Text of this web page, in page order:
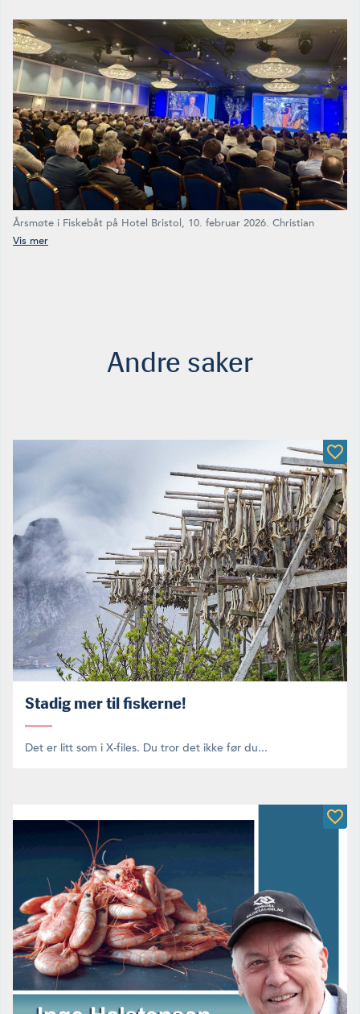
Årsmøte i Fiskebåt på Hotel Bristol, 10. februar 2026. Christian
Halstensen taler til forsamlingen. (Foto: Therese Tande)
Andre saker
Stadig mer til fiskerne!
Det er litt som i X-files. Du tror det ikke før du...